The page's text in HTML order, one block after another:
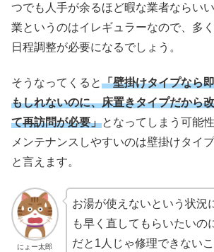
つでも人手が余るほど暇な業者ならい
業というのはイレギュラーなので、多
日程調整が必要になるでしょう。
そうなってくると「壁掛けタイプなら
もしれないのに、床置きタイプだから
て再訪問が必要」となってしまう可能
メンテナンスしやすいのは壁掛けタイ
と言えます。
にょー太郎
お湯が使えないという状況
も早く直してもらいたいの
だと1人じゃ修理できない